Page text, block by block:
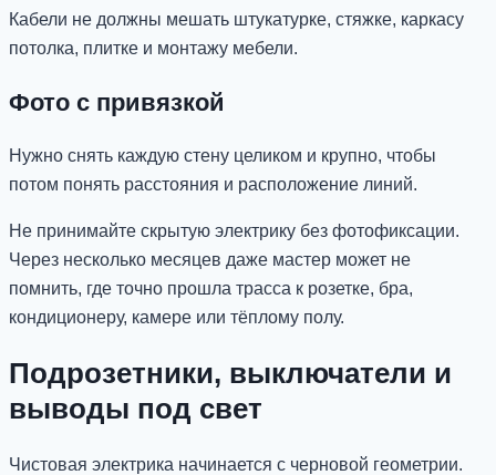
Кабели не должны мешать штукатурке, стяжке, каркасу
потолка, плитке и монтажу мебели.
Фото с привязкой
Нужно снять каждую стену целиком и крупно, чтобы
потом понять расстояния и расположение линий.
Не принимайте скрытую электрику без фотофиксации.
Через несколько месяцев даже мастер может не
помнить, где точно прошла трасса к розетке, бра,
кондиционеру, камере или тёплому полу.
Подрозетники, выключатели и
выводы под свет
Чистовая электрика начинается с черновой геометрии.